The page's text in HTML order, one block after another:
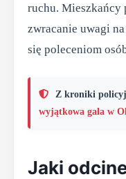
ruchu. Mieszkańcy
zwracanie uwagi
się poleceniom
Z kroniki
wyjątkowa gala w
Jaki